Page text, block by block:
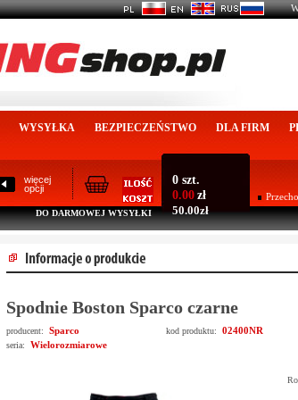
WYSYŁKA BEZPIECZEŃSTWO DLA FIRM
więcej
opcji
0 szt.
0.00 zł
DO DARMOWEJ WYSYŁKI 50.00zł
Spodnie Boston Sparco czarne
producent: Sparco kod produktu: 02400NR
seria: Wielorozmiarowe